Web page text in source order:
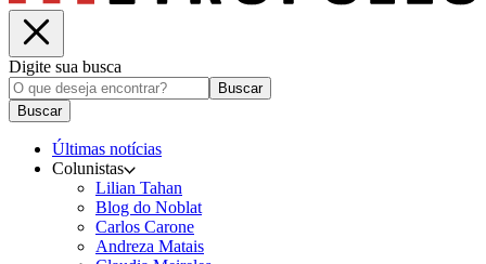
Digite sua busca
Buscar
Buscar
Últimas notícias
Colunistas
Lilian Tahan
Blog do Noblat
Carlos Carone
Andreza Matais